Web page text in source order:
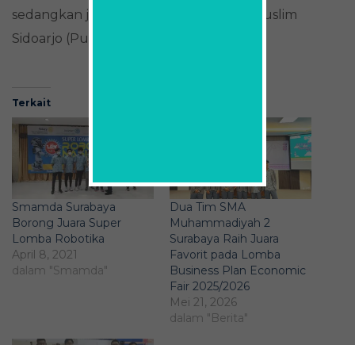
sedangkan juara 2 diraih oleh SMA AL Muslim
Sidoarjo (Puspitorini)
Terkait
Smamda Surabaya
Borong Juara Super
Lomba Robotika
April 8, 2021
dalam "Smamda"
Dua Tim SMA
Muhammadiyah 2
Surabaya Raih Juara
Favorit pada Lomba
Business Plan Economic
Fair 2025/2026
Mei 21, 2026
dalam "Berita"